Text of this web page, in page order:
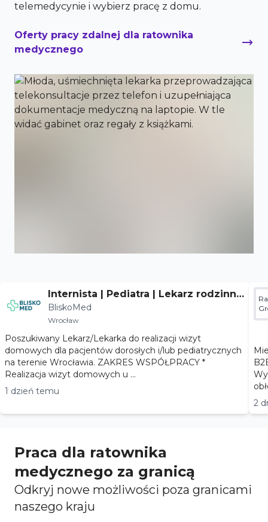
telemedycynie i wybierz pracę z domu.
Oferty pracy zdalnej dla ratownika
medycznego
Internista | Pediatra | Lekarz rodzinny
- Wrocław
BliskoMed
Wrocław
Poszukiwany Lekarz/Lekarka do realizacji wizyt
domowych dla pacjentów dorosłych i/lub pediatrycznych
na terenie Wrocławia. ZAKRES WSPÓŁPRACY *
Realizacja wizyt domowych u ...
1 dzień temu
B2B Wymiar współpracy:
2
Praca dla ratownika
medycznego za granicą
Odkryj nowe możliwości poza granicami
naszego kraju